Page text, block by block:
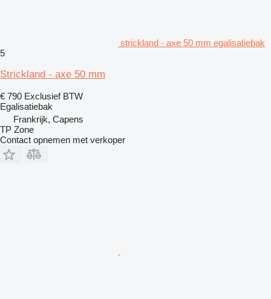
strickland - axe 50 mm egalisatiebak
5
Strickland - axe 50 mm
€ 790 Exclusief BTW
Egalisatiebak
Frankrijk, Capens
TP Zone
Contact opnemen met verkoper